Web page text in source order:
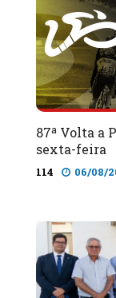
87ª Volta a
sexta-feira
114 06/08/